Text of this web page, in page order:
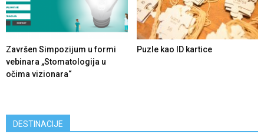
Završen Simpozijum u formi
vebinara „Stomatologija u
očima vizionara“
Puzle kao ID kartice
DESTINACIJE